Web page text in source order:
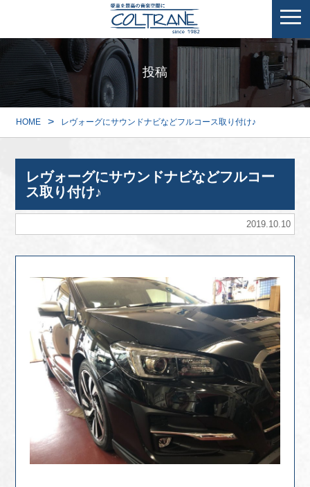
投稿
HOME > レヴォーグにサウンドナビなどフルコース取り付け♪
レヴォーグにサウンドナビなどフルコー
ス取り付け♪
2019.10.10